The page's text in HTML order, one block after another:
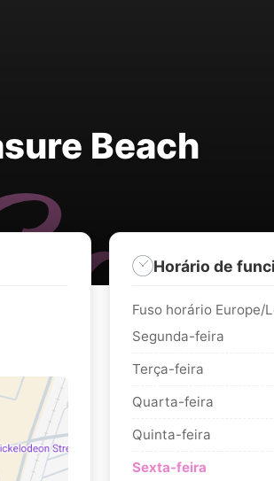
Beach
Horário de
Fuso horário Europe/
Segunda-feira
Terça-feira
Quarta-feira
Quinta-feira
Sexta-feira